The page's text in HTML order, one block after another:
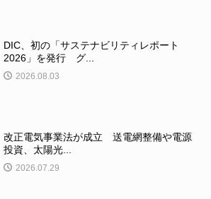
DIC、初の「サステナビリティレポート
2026」を発行 グ...
2026.08.03
改正電気事業法が成立 送電網整備や電源
投資、太陽光...
2026.07.29